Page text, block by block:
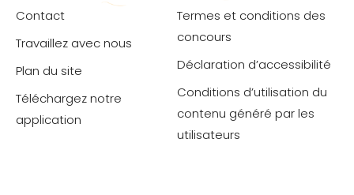
Contact
Travaillez avec nous
Plan du site
Téléchargez notre
application
Termes et conditions des
concours
Déclaration d’accessibilité
Conditions d’utilisation du
contenu généré par les
utilisateurs